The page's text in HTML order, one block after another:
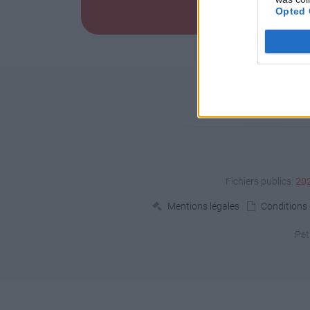
Opted
Fichiers publics:
Mentions légales